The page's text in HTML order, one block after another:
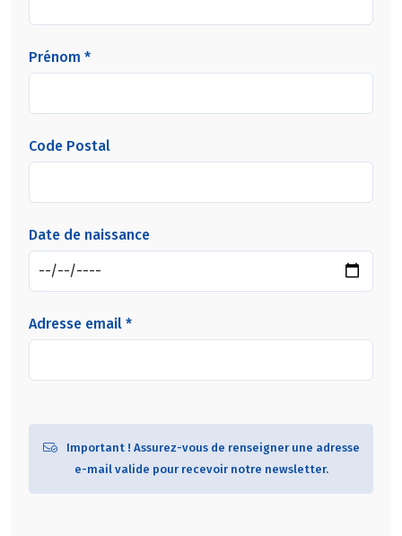
Prénom *
Code Postal
Date de naissance
Adresse email *
Important ! Assurez-vous de renseigner une adresse
e-mail valide pour recevoir notre newsletter.